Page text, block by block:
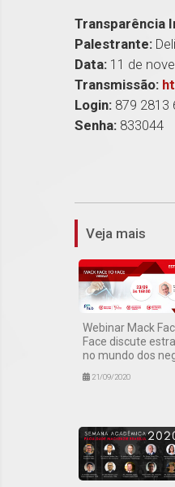
Transparência
Palestrante:
Data: 11 de
Transmissão:
Login: 879 2813
Senha: 833044
Veja mais
Webinar Mack
Face discute
no mundo dos
21/09/2020